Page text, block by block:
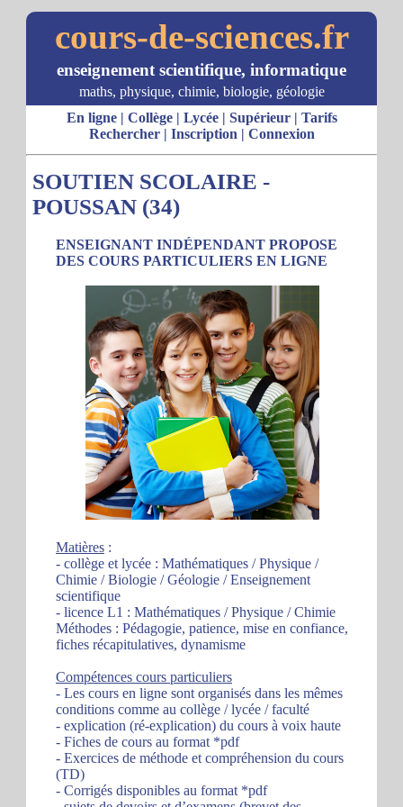
cours-de-sciences.fr
enseignement scientifique, informatique
maths, physique, chimie, biologie, géologie
En ligne| Collège| Lycée| Supérieur| Tarifs
Rechercher| Inscription | Connexion
SOUTIEN SCOLAIRE -
POUSSAN (34)
ENSEIGNANT INDÉPENDANT PROPOSE
DES COURS PARTICULIERS EN LIGNE
Matières :
- collège et lycée : Mathématiques / Physique /
Chimie / Biologie / Géologie / Enseignement
scientifique
- licence L1 : Mathématiques / Physique / Chimie
Méthodes : Pédagogie, patience, mise en confiance,
fiches récapitulatives, dynamisme
Compétences cours particuliers
- Les cours en ligne sont organisés dans les mêmes
conditions comme au collège / lycée / faculté
- explication (ré-explication) du cours à voix haute
- Fiches de cours au format *pdf
- Exercices de méthode et compréhension du cours
(TD)
- Corrigés disponibles au format *pdf